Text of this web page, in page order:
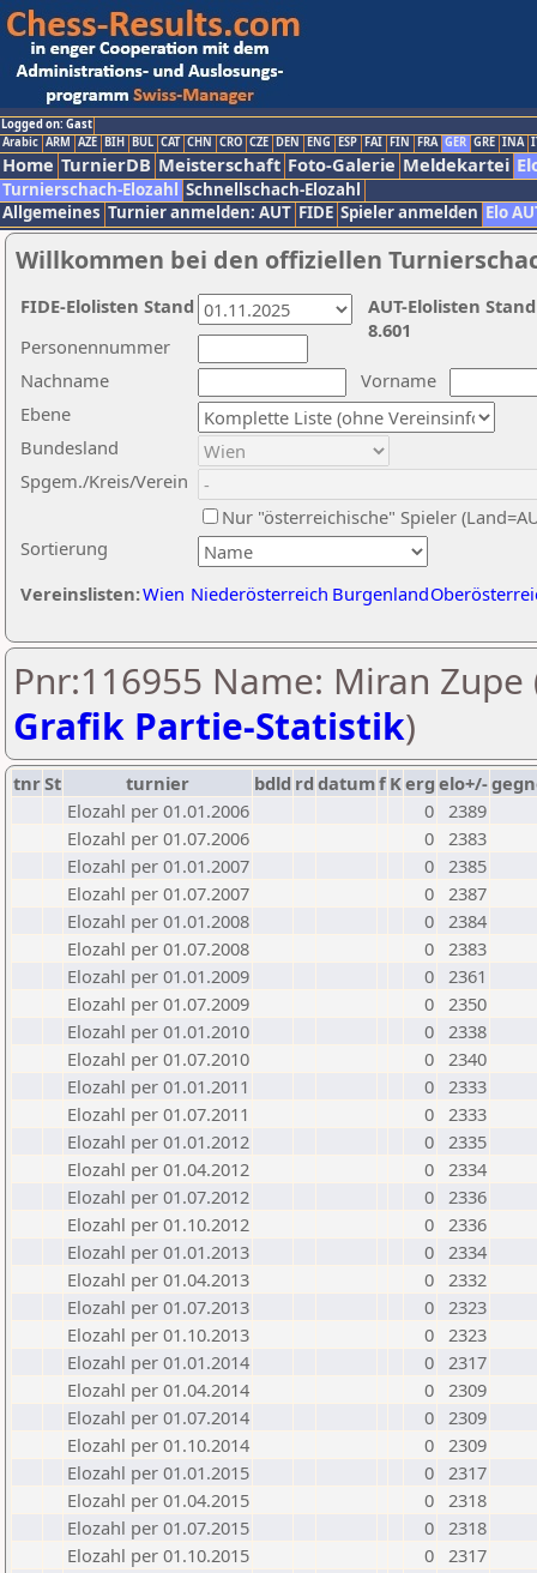
Logged on: Gast
Arabic ARM AZE BIH BUL CAT CHN CRO CZE DEN ENG ESP FAI FIN FRA GER GRE INA
Home TurnierDB Meisterschaft Foto-Galerie Meldekartei
Turnierschach-Elozahl Schnellschach-Elozahl
Allgemeines Turnier anmelden: AUT FIDE Spieler anmelden Elo
Willkommen bei den offiziellen
Nachname
Vorname
Ebene
Sortierung
Personennummer
Bundesland
Spgem./Kreis/Verein
Nur "österreichische" Spieler
Vereinslisten:Wien Niederösterreich Burgenland
AUT-Elolisten
8.601
FIDE-Elolisten Stand
Pnr:116955 Name: Miran Zupe
Grafik Partie-Statistik)
tnrSt turnier bdld rd datumf Kerg elo+/-
Elozahl per 01.01.2006
0 2389
Elozahl per 01.07.2006
0 2383
Elozahl per 01.01.2007
0 2385
Elozahl per 01.07.2007
0 2387
Elozahl per 01.01.2008
0 2384
Elozahl per 01.07.2008
0 2383
Elozahl per 01.01.2009
0 2361
Elozahl per 01.07.2009
0 2350
Elozahl per 01.01.2010
0 2338
Elozahl per 01.07.2010
0 2340
Elozahl per 01.01.2011
0 2333
Elozahl per 01.07.2011
0 2333
Elozahl per 01.01.2012
0 2335
Elozahl per 01.04.2012
0 2334
Elozahl per 01.07.2012
0 2336
Elozahl per 01.10.2012
0 2336
Elozahl per 01.01.2013
0 2334
Elozahl per 01.04.2013
0 2332
Elozahl per 01.07.2013
0 2323
Elozahl per 01.10.2013
0 2323
Elozahl per 01.01.2014
0 2317
Elozahl per 01.04.2014
0 2309
Elozahl per 01.07.2014
0 2309
Elozahl per 01.10.2014
0 2309
Elozahl per 01.01.2015
0 2317
Elozahl per 01.04.2015
0 2318
Elozahl per 01.07.2015
0 2318
Elozahl per 01.10.2015
0 2317